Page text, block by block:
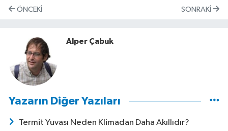
ÖNCEKI SONRAKI
Alper Çabuk
Yazarın Diğer Yazıları
Termit Yuvası Neden Klimadan Daha Akıllıdır?